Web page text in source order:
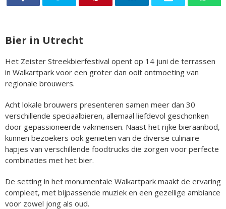
Bier in Utrecht
Het Zeister Streekbierfestival opent op 14 juni de terrassen
in Walkartpark voor een groter dan ooit ontmoeting van
regionale brouwers.
Acht lokale brouwers presenteren samen meer dan 30
verschillende speciaalbieren, allemaal liefdevol geschonken
door gepassioneerde vakmensen. Naast het rijke bieraanbod,
kunnen bezoekers ook genieten van de diverse culinaire
hapjes van verschillende foodtrucks die zorgen voor perfecte
combinaties met het bier.
De setting in het monumentale Walkartpark maakt de ervaring
compleet, met bijpassende muziek en een gezellige ambiance
voor zowel jong als oud.